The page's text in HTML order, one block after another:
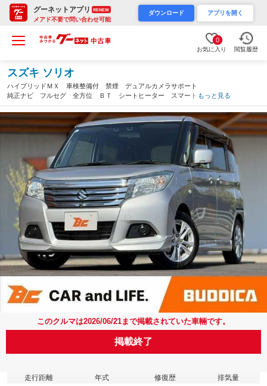
グーネットアプリ RENEW
メアド不要で問い合わせ可能
ダウンロード アプリを開く
0
お気に入り 閲覧履歴
スズキ ソリオ
ハイブリッドＭＸ 車検整備付 禁煙 デュアルカメラサポート
純正ナビ フルセグ 全方位 ＢＴ シートヒーター スマートキ
ー プッシュスタート ＡＣＣ 電スラ Ａストップ シートヒー
ター 横滑り防止 純正１５インチＡＷ（愛媛県）
もっと見る
このクルマは2026/06/21まで掲載されていた車輛です。
掲載終了
走行距離 年式 修復歴 排気量